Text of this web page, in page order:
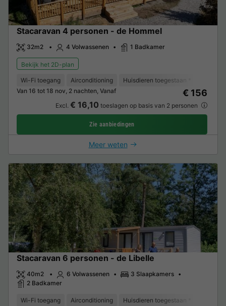
Stacaravan 4 personen - de Hommel
32m2 4 Volwassenen 1 Badkamer
Bekijk het 2D-plan
Wi-Fi toegang Airconditioning Huisdieren toegestaan *
Van 16 tot 18 nov, 2 nachten, Vanaf
€ 156
Excl. € 16,10 toeslagen op basis van 2 personen
Zie aanbiedingen
Meer weten
Stacaravan 6 personen - de Libelle
40m2 6 Volwassenen
3 Slaapkamers
2 Badkamer
Wi-Fi toegang Airconditioning Huisdieren toegestaan *